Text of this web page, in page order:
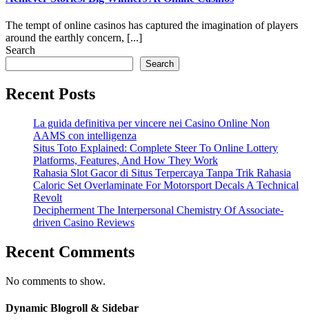
The tempt of online casinos has captured the imagination of players
around the earthly concern, [...]
Search
Search
Recent Posts
La guida definitiva per vincere nei Casino Online Non
AAMS con intelligenza
Situs Toto Explained: Complete Steer To Online Lottery
Platforms, Features, And How They Work
Rahasia Slot Gacor di Situs Terpercaya Tanpa Trik Rahasia
Caloric Set Overlaminate For Motorsport Decals A Technical
Revolt
Decipherment The Interpersonal Chemistry Of Associate-
driven Casino Reviews
Recent Comments
No comments to show.
Dynamic Blogroll & Sidebar